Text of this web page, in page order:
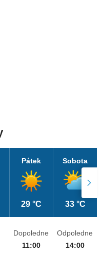
Pátek
29 °C
Sobota
33 °C
Dopoledne
11:00
Odpoledne
14:00